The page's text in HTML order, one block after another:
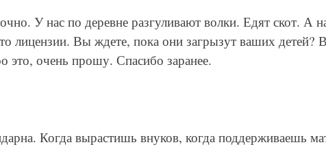
У нас по деревне разгуливают волки. Едят скот. А
лицензии. Вы ждете, пока они загрызут ваших детей?
очень прошу. Спасибо заранее.
Когда вырастишь внуков, когда поддерживаешь